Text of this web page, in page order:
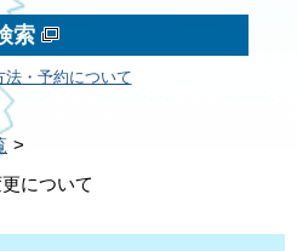
索
法・予約について
について